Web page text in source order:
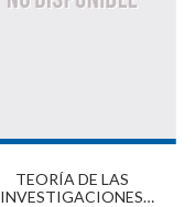
TEORÍA DE LAS
INVESTIGACIONES